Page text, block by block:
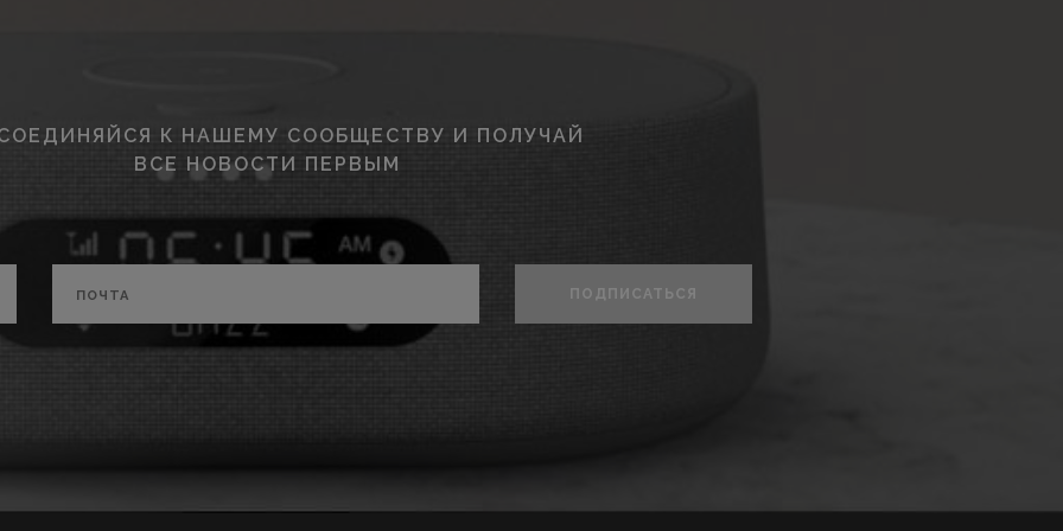
К НАШЕМУ СООБЩЕСТВУ И ПОЛУЧАЙ
ВСЕ НОВОСТИ ПЕРВЫМ
ПОДПИСАТЬСЯ